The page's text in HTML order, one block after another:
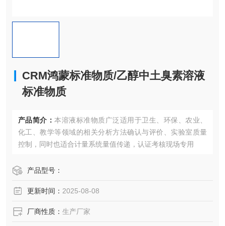
CRM鸿蒙标准物质/乙醇中土臭素溶液
标准物质
产品简介： 本溶液标准物质广泛适用于卫生、环保、农业、
化工、教学等领域的相关分析方法确认与评价、实验室质量
控制，同时也适合计量系统量值传递，认证考核现场专用
产品型号：
更新时间： 2025-08-08
厂商性质： 生产厂家